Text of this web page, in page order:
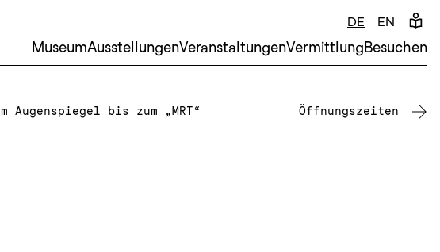
MuseumAusstellungenVeranstaltungenVermittlungBesuchen
DE EN
bis zum „MRT“ Öffnungszeiten